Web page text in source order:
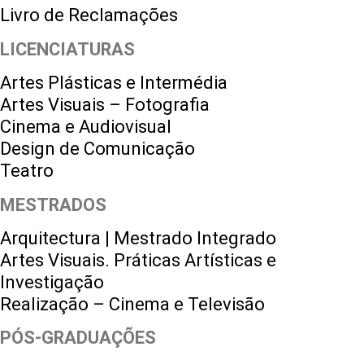
Livro de Reclamações
LICENCIATURAS
Artes Plásticas e Intermédia
Artes Visuais – Fotografia
Cinema e Audiovisual
Design de Comunicação
Teatro
MESTRADOS
Arquitectura | Mestrado Integrado
Artes Visuais. Práticas Artísticas e
Investigação
Realização – Cinema e Televisão
PÓS-GRADUAÇÕES